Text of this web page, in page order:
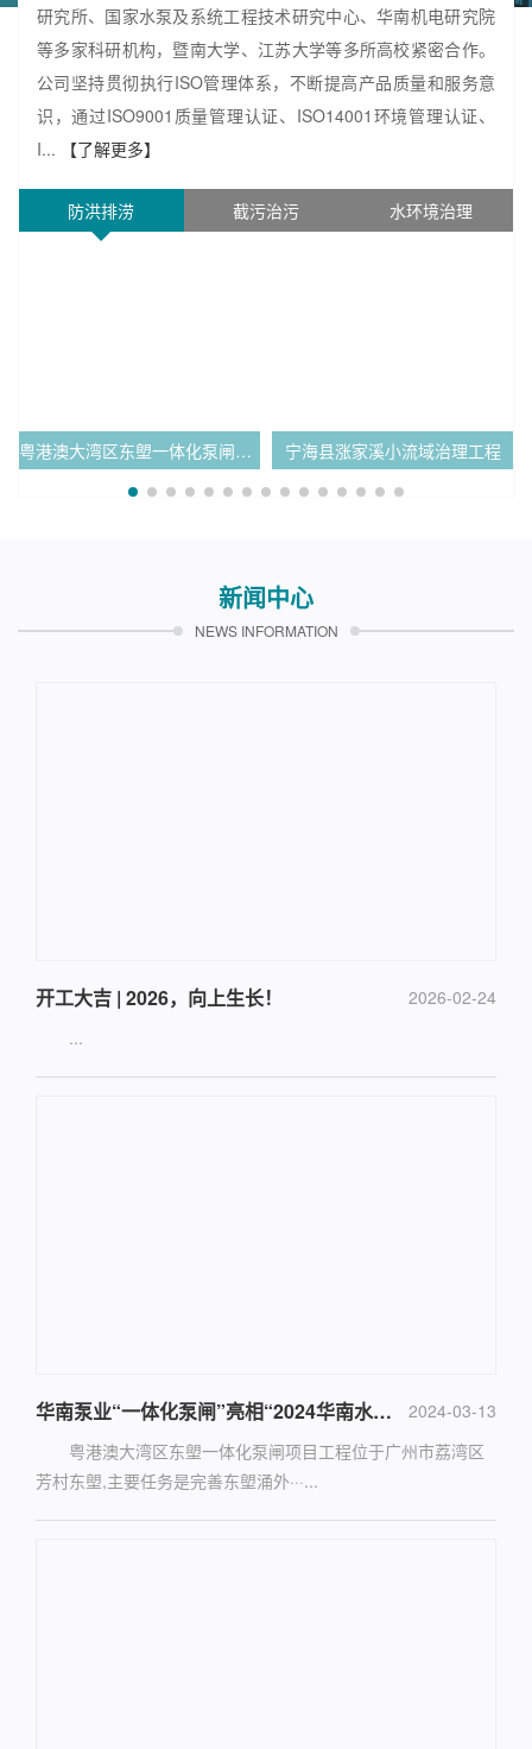
研究所、国家水泵及系统工程技术研究中心、华南机电研究院
等多家科研机构，暨南大学、江苏大学等多所高校紧密合作。
公司坚持贯彻执行ISO管理体系，不断提高产品质量和服务意
识，通过ISO9001质量管理认证、ISO14001环境管理认证、
I...
【了解更多】
防洪排涝 截污治污 水环境治理
粤港澳大湾区东塱一体化泵闸项目 宁海县涨家溪小流域治理工程
西南涌中心城区段截污工程 东莞市黄江镇大冚渠地埋式提升泵站工程
新闻中心
NEWS INFORMATION
2026-02-24
开工大吉 | 2026，向上生长！
...
2024-03-13
华南泵业“一体化泵闸”亮相“2024华南水环境大会”
粤港澳大湾区东塱一体化泵闸项目工程位于广州市荔湾区
芳村东塱,主要任务是完善东塱涌外···...